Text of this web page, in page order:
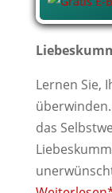
Lernen Sie,
das